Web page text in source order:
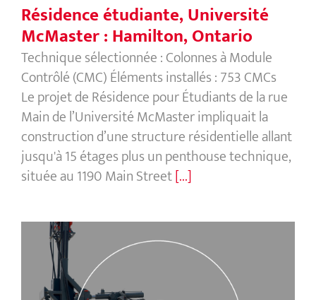
Résidence étudiante, Université
McMaster : Hamilton, Ontario
Technique sélectionnée : Colonnes à Module
Contrôlé (CMC) Éléments installés : 753 CMCs
Le projet de Résidence pour Étudiants de la rue
Main de l’Université McMaster impliquait la
construction d’une structure résidentielle allant
jusqu'à 15 étages plus un penthouse technique,
située au 1190 Main Street[...]